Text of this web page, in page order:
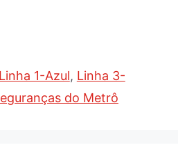
Linha 1-Azul, Linha 3-
do Metrô